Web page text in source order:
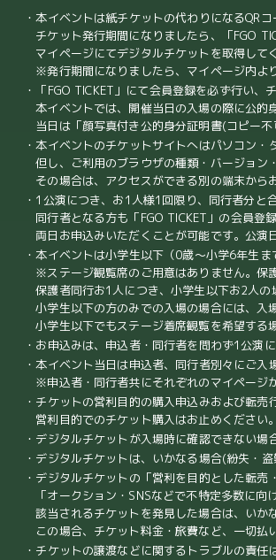
・本イベントは紙チケットの代わりになるQR
チケット発行期間になりましたら、「FGO
マイページにてデジタルチケットを取得して
※発行期間になりましたら、マイページ内よ
・「FGO TICKET」にて会員登録を必ず行い、
本イベントでは、開催当日の入場の際に公的
当日は「顔写真付き公的身分証明書(コピー
・本イベントのチケットサイトへはパソコン・
但し、ご利用のブラウザの種類・バージョン
その場合は、アクセスができる別の端末から
・1公演につき、お1人様1回限り、同行者分と
同行者となる方も「FGO TICKET」の会員登
両日お申込みいただくことが可能です。公演
・本イベントは小学生以下（0歳～小学6年生
※ステージ観覧席のご用意はありません。保
保護者同行お1人につき、小学生以下お2人の
小学生以下の方のみでの入場の場合には、入
小学生以下でもステージ着席観覧を希望す
・お申込みは、申込者・同行者を問わず1公演
・本イベント当日は申込者、同行者別々にご入
※申込者・同行者共にそれぞれのマイページ
・チケットの営利目的の購入申込みおよび転
営利目的でのチケット購入はお止めください。
・デジタルチケットが入場時に確認できない場
・デジタルチケットは、いかなる場合(紛失・
・デジタルチケットの「営利を目的とした転
「オークション・SNSなどで不特定多数に
該当されるチケットを発見した場合は、いか
この場合、チケット料金・旅費など、一切払
・チケットの譲渡などに関するトラブルの責任